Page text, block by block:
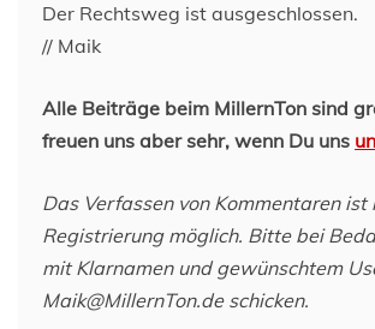
Der Rechtsweg ist ausgeschlossen.
// Maik
Alle Beiträge beim MillernTon sind
freuen uns aber sehr, wenn Du uns
Das Verfassen von Kommentaren ist
Registrierung möglich. Bitte bei
mit Klarnamen und gewünschtem
Maik@MillernTon.de schicken.